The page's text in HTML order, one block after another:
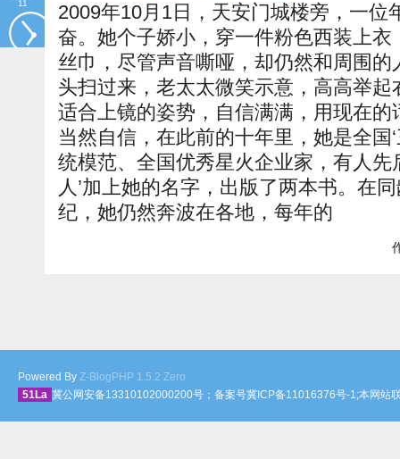
11
2009年10月1日，天安门城楼旁，一位
奋。她个子娇小，穿一件粉色西装上
丝巾，尽管声音嘶哑，却仍然和周围
头扫过来，老太太微笑示意，高高举
适合上镜的姿势，自信满满，用现在的
当然自信，在此前的十年里，她是全国
统模范、全国优秀星火企业家，有人先
人’加上她的名字，出版了两本书。在
纪，她仍然奔波在各地，每年的
Powered By Z-BlogPHP 1.5.2 Zero
51La 冀公网安备13310102000200号；备案号冀ICP备11016376号-1;本网站